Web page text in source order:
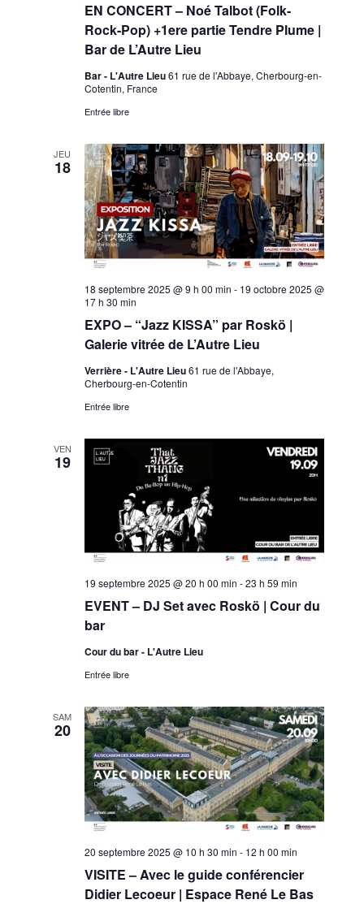
EN CONCERT – Noé Talbot (Folk-
Rock-Pop) +1ere partie Tendre Plume |
Bar de L’Autre Lieu
Bar - L'Autre Lieu61 rue de l'Abbaye, Cherbourg-en-
Cotentin, France
Entrée libre
JEU
18
EXPO – “Jazz KISSA” par Roskö |
Galerie vitrée de L’Autre Lieu
18 septembre 2025 @ 9 h 00 min - 19 octobre 2025 @
17 h 30 min
Verrière - L'Autre Lieu61 rue de l'Abbaye,
Cherbourg-en-Cotentin
Entrée libre
VEN
19
EVENT – DJ Set avec Roskö | Cour du
bar
19 septembre 2025 @ 20 h 00 min -23 h 59 min
Cour du bar - L'Autre Lieu
Entrée libre
SAM
20
VISITE – Avec le guide conférencier
Didier Lecoeur | Espace René Le Bas
20 septembre 2025 @ 10 h 30 min - 12 h 00 min